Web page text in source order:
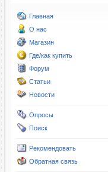
Главная
О нас
Магазин
Где/как купить
Форум
Статьи
Новости
Опросы
Поиск
Рекомендовать
Обратная связь